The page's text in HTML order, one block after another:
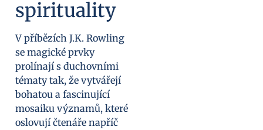
spirituality
V příbězích J.K. Rowling
se magické prvky
prolínají s duchovními
tématy tak, že vytvářejí
bohatou a fascinující
mosaiku významů, které
oslovují čtenáře napříč